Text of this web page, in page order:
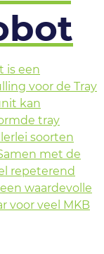
is een
voor de Tray
kan
tray
soorten
met de
repeterend
waardevolle
voor veel MKB